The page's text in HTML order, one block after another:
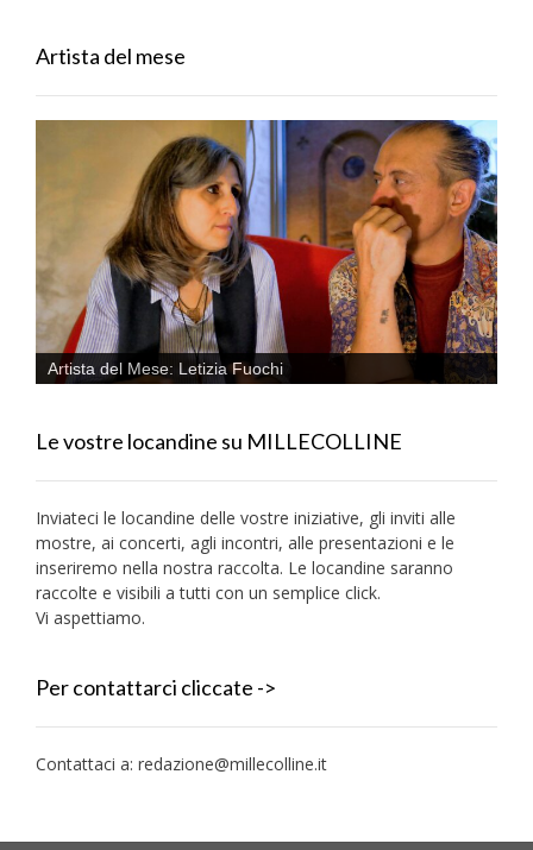
Artista del mese
Artista del Mese: Letizia Fuochi
Le vostre locandine su MILLECOLLINE
Inviateci le locandine delle vostre iniziative, gli inviti alle
mostre, ai concerti, agli incontri, alle presentazioni e le
inseriremo nella nostra raccolta. Le locandine saranno
raccolte e visibili a tutti con un semplice click.
Vi aspettiamo.
Per contattarci cliccate ->
Contattaci a: redazione@millecolline.it